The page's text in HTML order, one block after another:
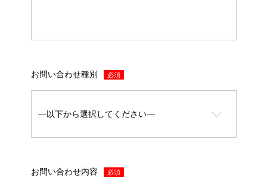
お問い合わせ種別 必須
お問い合わせ内容 必須